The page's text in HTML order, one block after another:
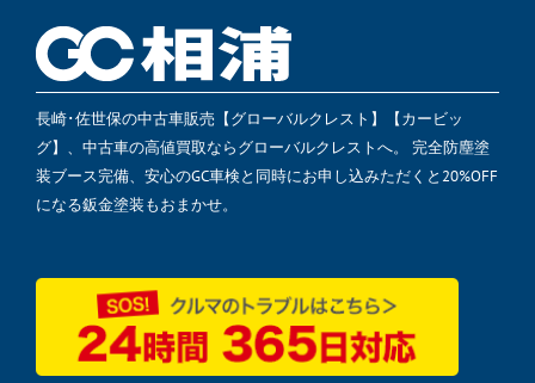
長崎･佐世保の中古車販売【グローバルクレスト】【カービッ
グ】、中古車の高値買取ならグローバルクレストへ。 完全防塵塗
装ブース完備、安心のGC車検と同時にお申し込みただくと20%OFF
になる鈑金塗装もおまかせ。